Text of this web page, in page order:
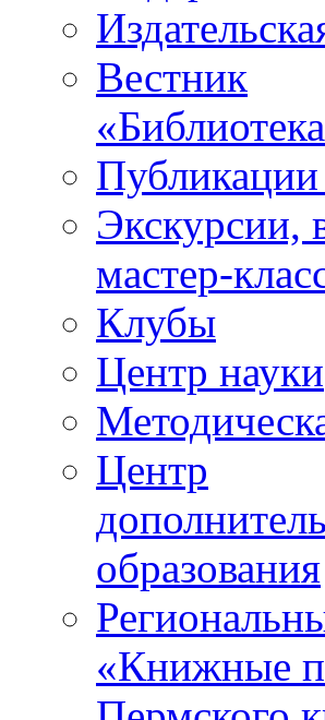
Вестник
Публикации
Экскурсии,
мастер-
Клубы
Центр науки
Центр
образования
«Книжные